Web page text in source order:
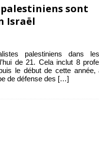
sont
Israël
palestiniens dans
de 21. Cela inclut 8
le début de cette année,
de défense des […]